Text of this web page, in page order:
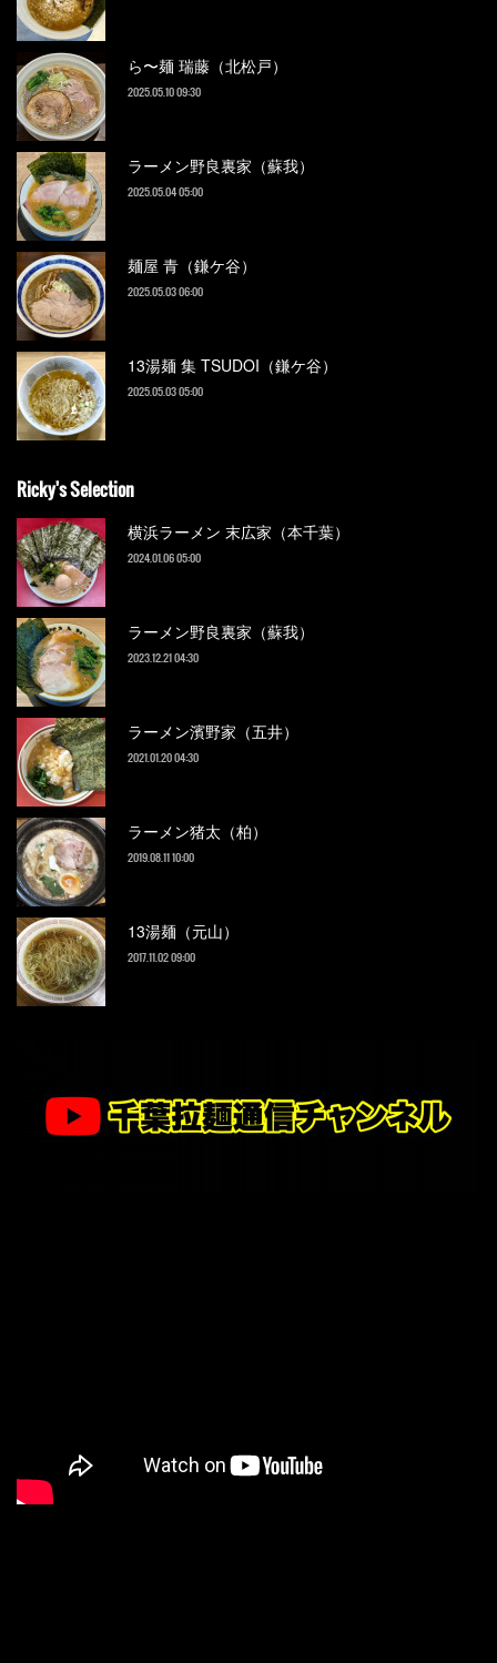
ら〜麺 瑞藤（北松戸）
2025.05.10 09:30
ラーメン野良裏家（蘇我）
2025.05.04 05:00
麺屋 青（鎌ケ谷）
2025.05.03 06:00
13湯麺 集 TSUDOI（鎌ケ谷）
2025.05.03 05:00
Ricky's Selection
横浜ラーメン 末広家（本千葉）
2024.01.06 05:00
ラーメン野良裏家（蘇我）
2023.12.21 04:30
ラーメン濱野家（五井）
2021.01.20 04:30
ラーメン猪太（柏）
2019.08.11 10:00
13湯麺（元山）
2017.11.02 09:00